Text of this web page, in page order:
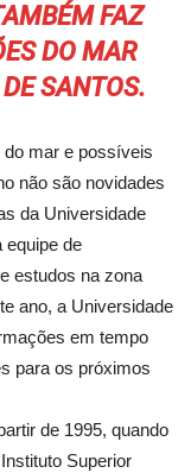
FAZ
DO MAR
SANTOS.
mar e possíveis
não são novidades
da Universidade
equipe de
estudos na zona
ano, a Universidade
em tempo
para os próximos
de 1995, quando
Superior